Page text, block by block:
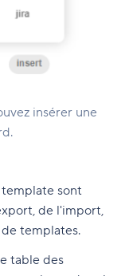
insérer une
template sont
de l'import,
templates.
table des